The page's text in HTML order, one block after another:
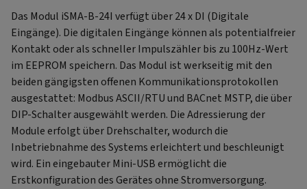
Das Modul iSMA-B-24I verfügt über 24 x DI (Digitale
Eingänge). Die digitalen Eingänge können als potentialfreier
Kontakt oder als schneller Impulszähler bis zu 100Hz-Wert
im EEPROM speichern. Das Modul ist werkseitig mit den
beiden gängigsten offenen Kommunikationsprotokollen
ausgestattet: Modbus ASCII/RTU und BACnet MSTP, die über
DIP-Schalter ausgewählt werden. Die Adressierung der
Module erfolgt über Drehschalter, wodurch die
Inbetriebnahme des Systems erleichtert und beschleunigt
wird. Ein eingebauter Mini-USB ermöglicht die
Erstkonfiguration des Gerätes ohne Stromversorgung.